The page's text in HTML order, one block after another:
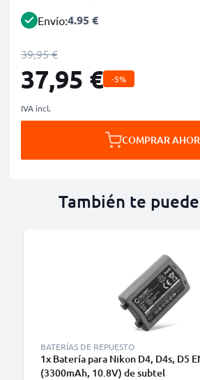
Envío:4.95 €
39,95 €
37,95 € -5%
IVA incl.
COMPRAR
También te
BATERÍAS DE REPUESTO
1x Batería para Nikon D4, D4s, D5
(3300mAh, 10.8V) de subtel